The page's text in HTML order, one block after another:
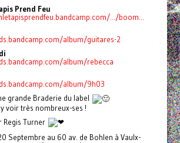
Prend Feu
.../boom...
album/guitares-2
album/rebecca
album/9h03
grande Braderie du label
voir très nombreux-ses !
Regis Turner
Septembre au 60 av. de Bohlen à Vaulx-